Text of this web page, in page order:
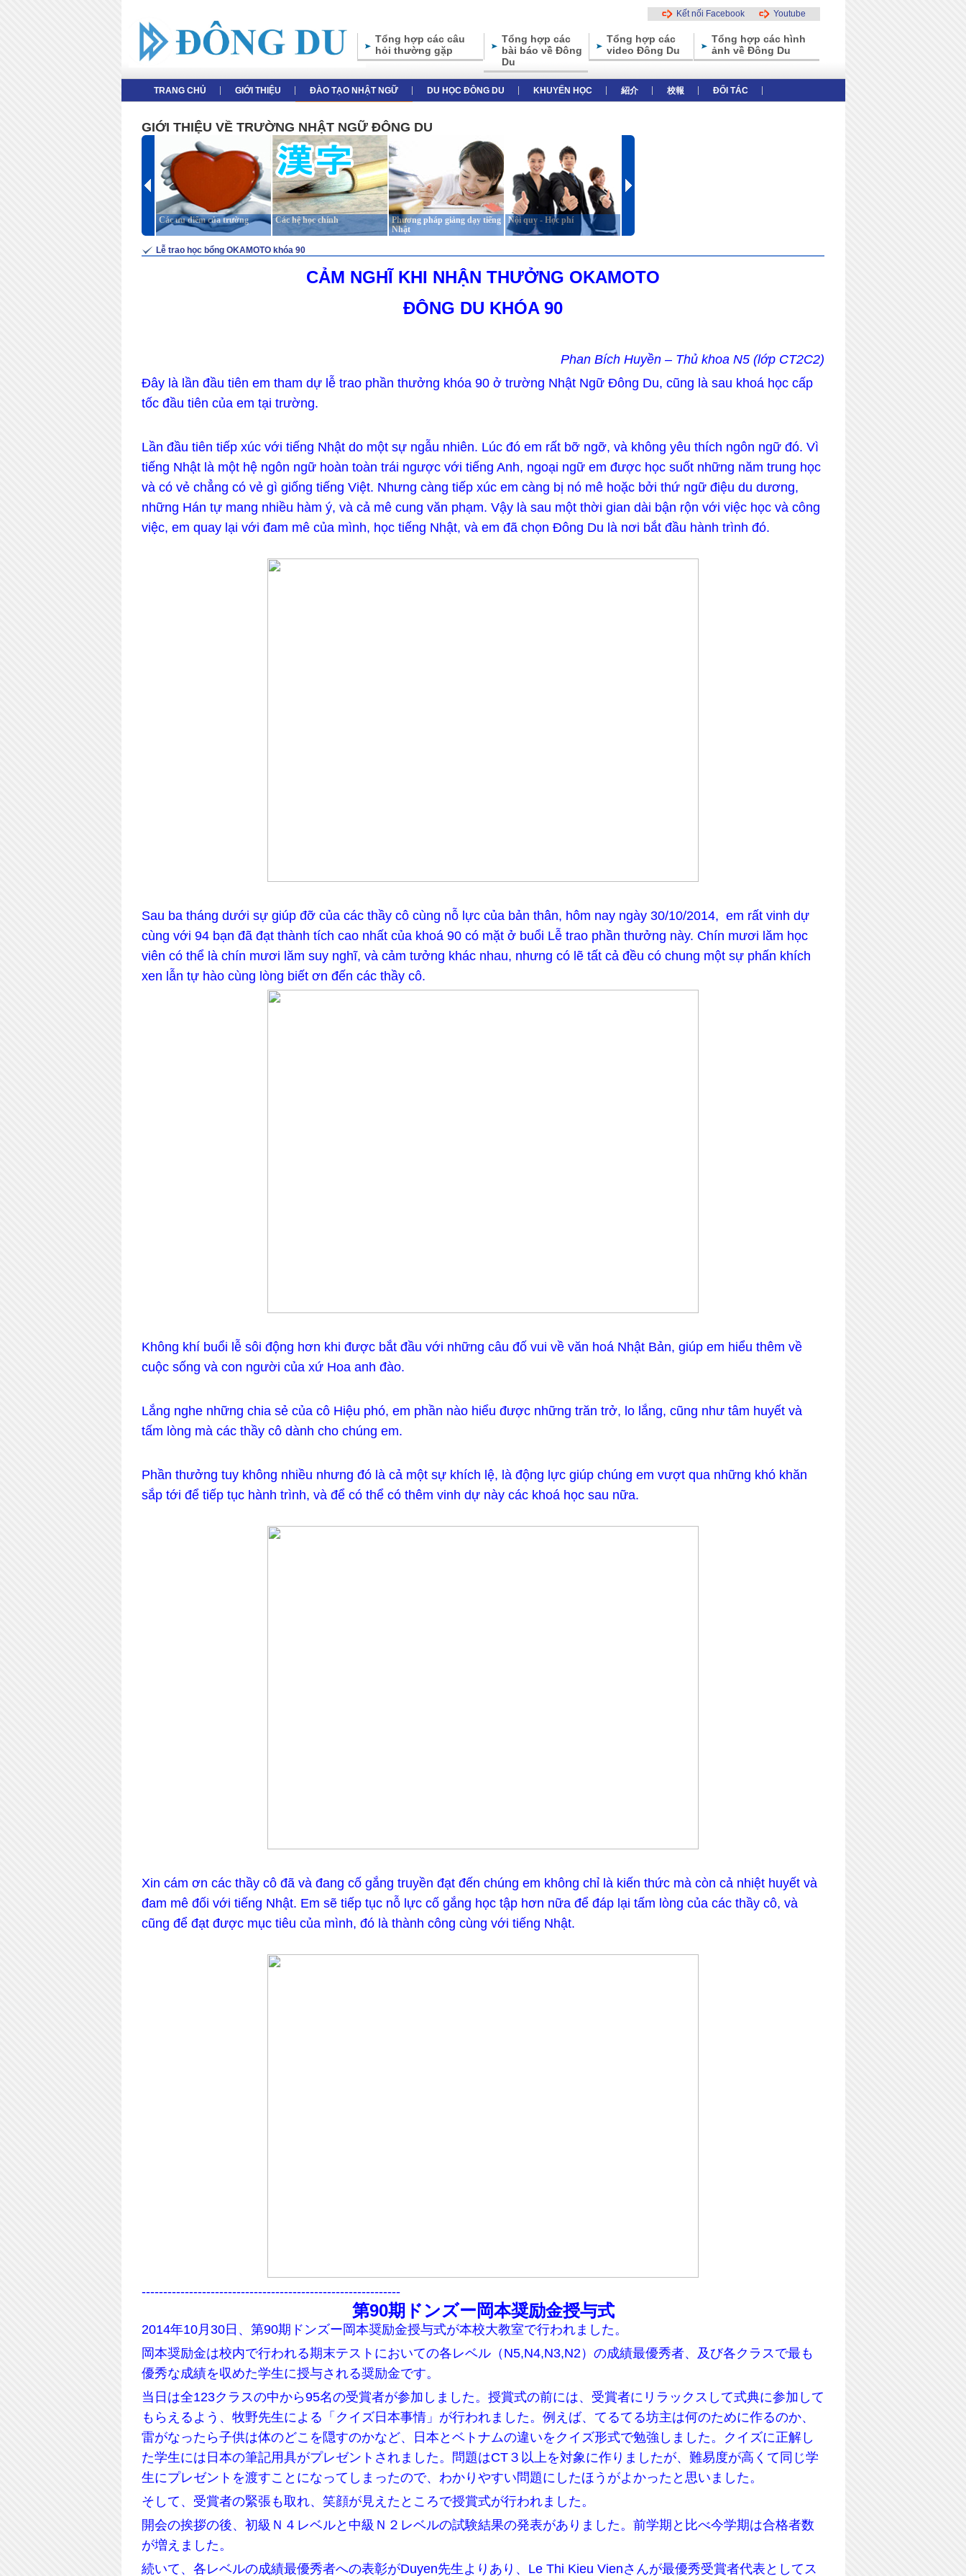
Kết nối Facebook Youtube
Tổng hợp các câu
hỏi thường gặp
Tổng hợp các
bài báo về Đông
Du
Tổng hợp các
video Đông Du
Tổng hợp các hình
ảnh về Đông Du
TRANG CHỦ GIỚI THIỆU ĐÀO TẠO NHẬT NGỮ DU HỌC ĐÔNG DU KHUYẾN HỌC 紹介 校報 ĐỐI TÁC
GIỚI THIỆU VỀ TRƯỜNG NHẬT NGỮ ĐÔNG DU
Các ưu điểm của trường Các hệ học chính
Phương pháp giảng dạy tiếng
Nhật
Nội quy - Học phí
Lễ trao học bổng OKAMOTO khóa 90
CẢM NGHĨ KHI NHẬN THƯỞNG OKAMOTO
ĐÔNG DU KHÓA 90
Phan Bích Huyền – Thủ khoa N5 (lớp CT2C2)
Đây là lần đầu tiên em tham dự lễ trao phần thưởng khóa 90 ở trường Nhật Ngữ Đông Du, cũng là sau khoá học cấp
tốc đầu tiên của em tại trường.
Lần đầu tiên tiếp xúc với tiếng Nhật do một sự ngẫu nhiên. Lúc đó em rất bỡ ngỡ, và không yêu thích ngôn ngữ đó. Vì
tiếng Nhật là một hệ ngôn ngữ hoàn toàn trái ngược với tiếng Anh, ngoại ngữ em được học suốt những năm trung học
và có vẻ chẳng có vẻ gì giống tiếng Việt. Nhưng càng tiếp xúc em càng bị nó mê hoặc bởi thứ ngữ điệu du dương,
những Hán tự mang nhiều hàm ý, và cả mê cung văn phạm. Vậy là sau một thời gian dài bận rộn với việc học và công
việc, em quay lại với đam mê của mình, học tiếng Nhật, và em đã chọn Đông Du là nơi bắt đầu hành trình đó.
Sau ba tháng dưới sự giúp đỡ của các thầy cô cùng nỗ lực của bản thân, hôm nay ngày 30/10/2014, em rất vinh dự
cùng với 94 bạn đã đạt thành tích cao nhất của khoá 90 có mặt ở buổi Lễ trao phần thưởng này. Chín mươi lăm học
viên có thể là chín mươi lăm suy nghĩ, và cảm tưởng khác nhau, nhưng có lẽ tất cả đều có chung một sự phấn khích
xen lẫn tự hào cùng lòng biết ơn đến các thầy cô.
Không khí buổi lễ sôi động hơn khi được bắt đầu với những câu đố vui về văn hoá Nhật Bản, giúp em hiểu thêm về
cuộc sống và con người của xứ Hoa anh đào.
Lắng nghe những chia sẻ của cô Hiệu phó, em phần nào hiểu được những trăn trở, lo lắng, cũng như tâm huyết và
tấm lòng mà các thầy cô dành cho chúng em.
Phần thưởng tuy không nhiều nhưng đó là cả một sự khích lệ, là động lực giúp chúng em vượt qua những khó khăn
sắp tới để tiếp tục hành trình, và để có thể có thêm vinh dự này các khoá học sau nữa.
Xin cám ơn các thầy cô đã và đang cố gắng truyền đạt đến chúng em không chỉ là kiến thức mà còn cả nhiệt huyết và
đam mê đối với tiếng Nhật. Em sẽ tiếp tục nỗ lực cố gắng học tập hơn nữa để đáp lại tấm lòng của các thầy cô, và
cũng để đạt được mục tiêu của mình, đó là thành công cùng với tiếng Nhật.
------------------------------------------------------------
第90期ドンズー岡本奨励金授与式
2014年10月30日、第90期ドンズー岡本奨励金授与式が本校大教室で行われました。
岡本奨励金は校内で行われる期末テストにおいての各レベル（N5,N4,N3,N2）の成績最優秀者、及び各クラスで最も
優秀な成績を収めた学生に授与される奨励金です。
当日は全123クラスの中から95名の受賞者が参加しました。授賞式の前には、受賞者にリラックスして式典に参加して
もらえるよう、牧野先生による「クイズ日本事情」が行われました。例えば、てるてる坊主は何のために作るのか、
雷がなったら子供は体のどこを隠すのかなど、日本とベトナムの違いをクイズ形式で勉強しました。クイズに正解し
た学生には日本の筆記用具がプレゼントされました。問題はCT３以上を対象に作りましたが、難易度が高くて同じ学
生にプレゼントを渡すことになってしまったので、わかりやすい問題にしたほうがよかったと思いました。
そして、受賞者の緊張も取れ、笑顔が見えたところで授賞式が行われました。
開会の挨拶の後、初級Ｎ４レベルと中級Ｎ２レベルの試験結果の発表がありました。前学期と比べ今学期は合格者数
が増えました。
続いて、各レベルの成績最優秀者への表彰がDuyen先生よりあり、Le Thi Kieu Vienさんが最優秀受賞者代表としてス